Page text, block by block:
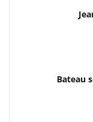
Bateau